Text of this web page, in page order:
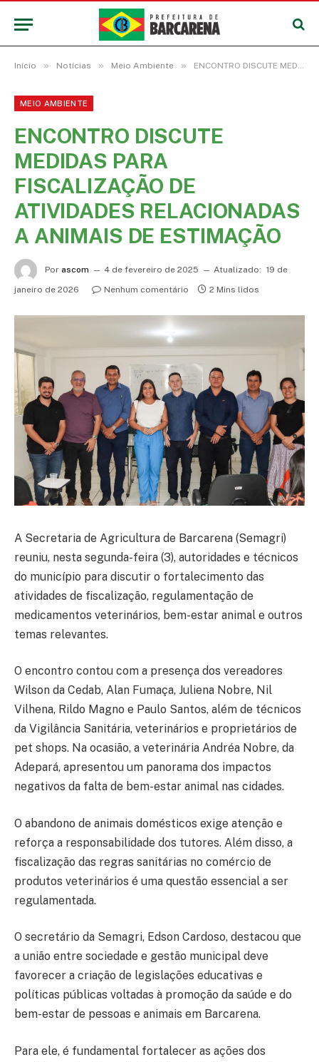
Início » Notícias » Meio Ambiente » ENCONTRO DISCUTE MEDIDAS PARA FISCALIZAÇÃO DE ATIVIDADES RELACIONADAS A ANIMAIS DE ESTIMAÇÃO
MEIO AMBIENTE
ENCONTRO DISCUTE
MEDIDAS PARA
FISCALIZAÇÃO DE
ATIVIDADES RELACIONADAS
A ANIMAIS DE ESTIMAÇÃO
Por ascom 4 de fevereiro de 2025 Atualizado: 19 de
janeiro de 2026
Nenhum comentário 2 Mins lidos
A Secretaria de Agricultura de Barcarena (Semagri)
reuniu, nesta segunda-feira (3), autoridades e técnicos
do município para discutir o fortalecimento das
atividades de fiscalização, regulamentação de
medicamentos veterinários, bem-estar animal e outros
temas relevantes.
O encontro contou com a presença dos vereadores
Wilson da Cedab, Alan Fumaça, Juliena Nobre, Nil
Vilhena, Rildo Magno e Paulo Santos, além de técnicos
da Vigilância Sanitária, veterinários e proprietários de
pet shops. Na ocasião, a veterinária Andréa Nobre, da
Adepará, apresentou um panorama dos impactos
negativos da falta de bem-estar animal nas cidades.
O abandono de animais domésticos exige atenção e
reforça a responsabilidade dos tutores. Além disso, a
fiscalização das regras sanitárias no comércio de
produtos veterinários é uma questão essencial a ser
regulamentada.
O secretário da Semagri, Edson Cardoso, destacou que
a união entre sociedade e gestão municipal deve
favorecer a criação de legislações educativas e
políticas públicas voltadas à promoção da saúde e do
bem-estar de pessoas e animais em Barcarena.
Para ele, é fundamental fortalecer as ações dos